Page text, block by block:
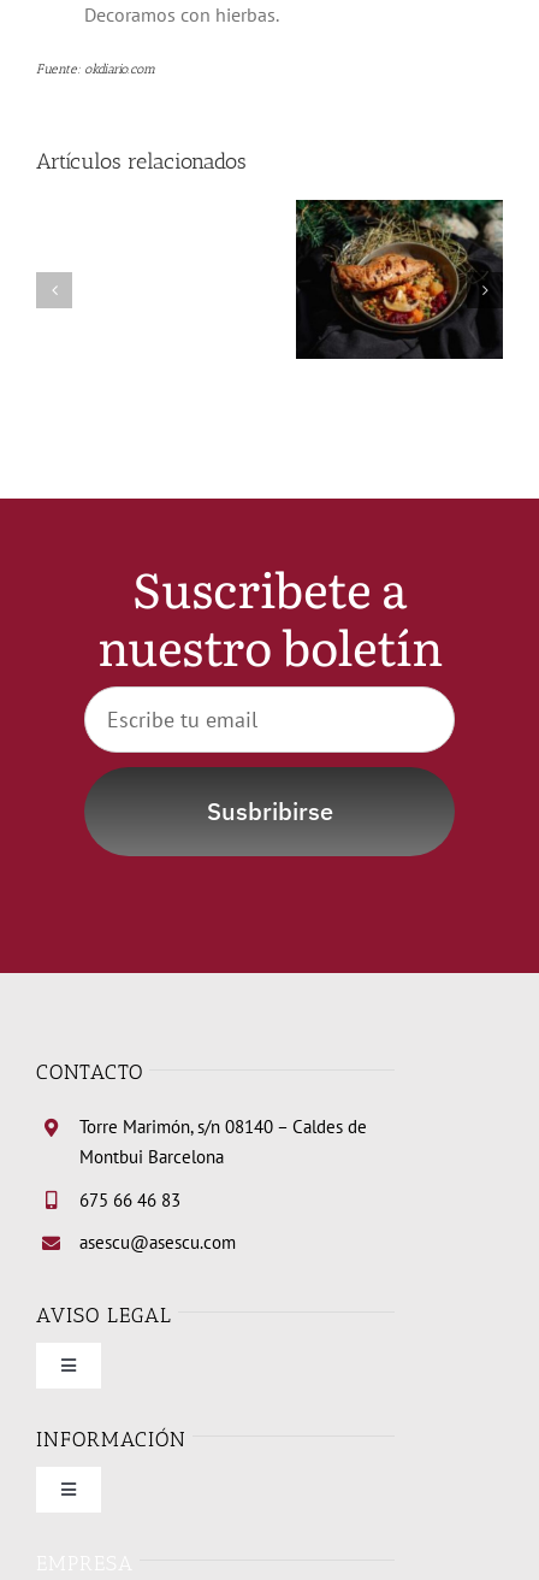
Decoramos con hierbas.
Fuente: okdiario.com
Artículos relacionados
Suscribete a
nuestro boletín
Susbribirse
CONTACTO
Torre Marimón, s/n 08140 – Caldes de
Montbui Barcelona
675 66 46 83
asescu@asescu.com
AVISO LEGAL
Toggle
Condiciones de uso
INFORMACIÓN
Toggle